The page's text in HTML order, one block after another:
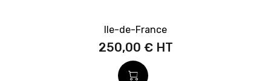
Ile-de-France
250,00 €